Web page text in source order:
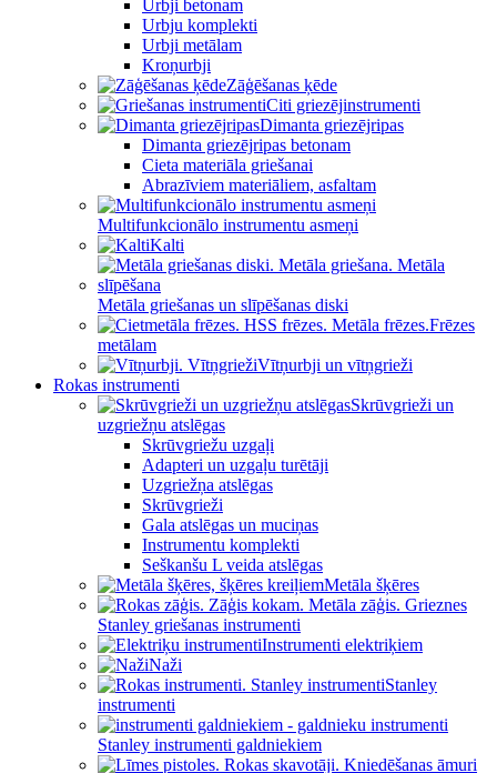
Urbji betonam
Urbju komplekti
Urbji metālam
Kroņurbji
Zāģēšanas ķēde
Citi griezējinstrumenti
Dimanta griezējripas
Dimanta griezējripas betonam
Cieta materiāla griešanai
Abrazīviem materiāliem, asfaltam
Multifunkcionālo instrumentu asmeņi
Kalti
Metāla griešanas un slīpēšanas diski
Frēzes
metālam
Vītņurbji un vītņgrieži
Rokas instrumenti
Skrūvgrieži un
uzgriežņu atslēgas
Skrūvgriežu uzgaļi
Adapteri un uzgaļu turētāji
Uzgriežņa atslēgas
Skrūvgrieži
Gala atslēgas un muciņas
Instrumentu komplekti
Seškanšu L veida atslēgas
Metāla šķēres
Stanley griešanas instrumenti
Instrumenti elektriķiem
Naži
Stanley
instrumenti
Stanley instrumenti galdniekiem